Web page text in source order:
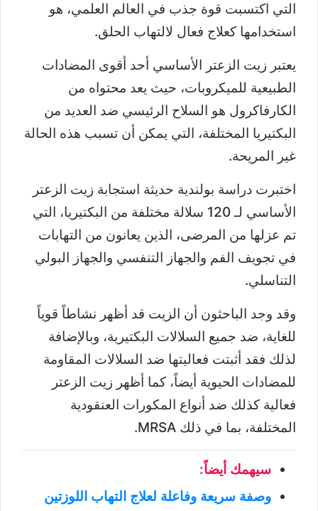
التي اكتسبت قوة جذب في العالم العلمي، هو
استخدامها كعلاج فعال لالتهاب الحلق.
يعتبر زيت الزعتر الأساسي أحد أقوى المضادات
الطبيعية للميكروبات، حيث يعد محتواه من
الكارفاكرول هو السلاح الرئيسي ضد العديد من
البكتيريا المختلفة، التي يمكن أن تسبب هذه الحالة
غير المريحة.
اختبرت دراسة بولندية حديثة استجابة زيت الزعتر
الأساسي لـ 120 سلالة مختلفة من البكتيريا، التي
تم عزلها من المرضى، الذين يعانون من التهابات
في تجويف الفم والجهاز التنفسي والجهاز البولي
التناسلي.
وقد وجد الباحثون أن الزيت قد أظهر نشاطاً قوياً
للغاية، ضد جميع السلالات البكتيرية، وبالإضافة
لذلك فقد أثبتت فعاليتها ضد السلالات المقاومة
للمضادات الحيوية أيضاً، كما أظهر زيت الزعتر
فعالية كذلك ضد أنواع المكورات العنقودية
المختلفة، بما في ذلك MRSA.
سيهمك أيضاً:
وصفة سريعة وفاعلة لعلاج التهاب اللوزتين